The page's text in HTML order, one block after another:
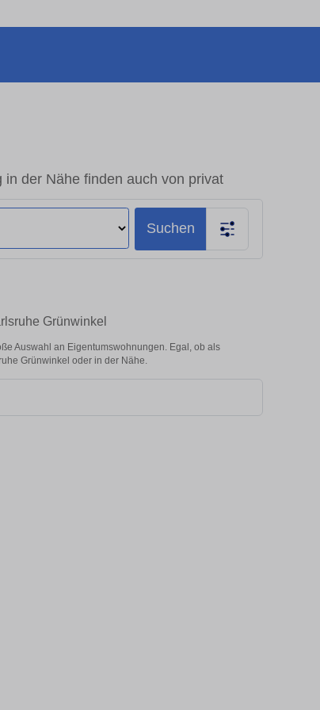
der Nähe finden auch von privat
Suchen
Grünwinkel
Auswahl an Eigentumswohnungen. Egal, ob als
Grünwinkel oder in der Nähe.